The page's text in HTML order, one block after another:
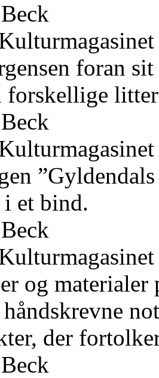
foran
forskellige
i et bind.
og
håndskrevne
der